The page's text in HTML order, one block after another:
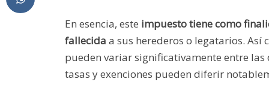
En esencia, este impuesto tiene como
fallecidaa sus herederos o legatarios. Así
pueden variar significativamente entre
tasas y exenciones pueden diferir